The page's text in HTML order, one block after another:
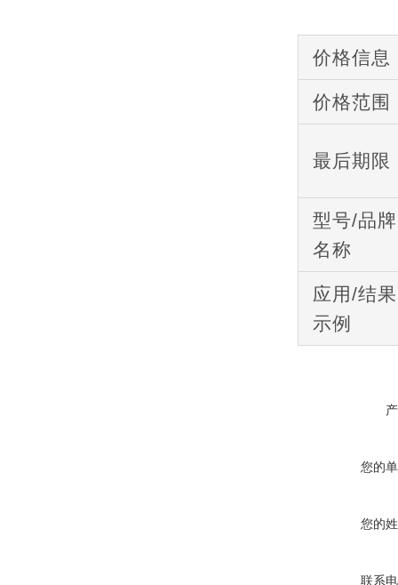
价格信息
价格范围
最后期限
型号/品牌
名称
应用/结果
示例
您的
您的
联系